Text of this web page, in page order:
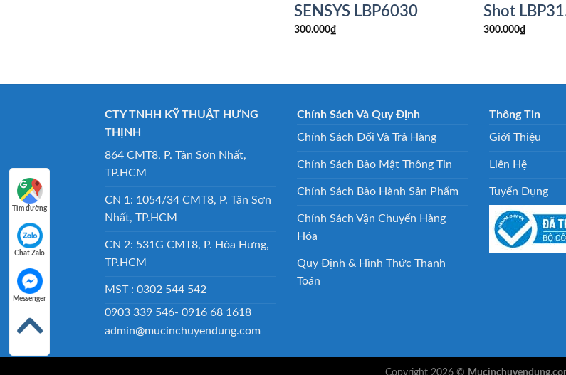
SENSYS LBP6030
300.000₫
Shot
300.000₫
CTY TNHH KỸ THUẬT HƯNG
THỊNH
864 CMT8, P. Tân Sơn Nhất,
TP.HCM
CN 1: 1054/34 CMT8, P. Tân Sơn
Nhất, TP.HCM
CN 2: 531G CMT8, P. Hòa Hưng,
TP.HCM
MST : 0302 544 542
0903 339 546- 0916 68 1618
admin@mucinchuyendung.com
Chính Sách Và Quy Định
Chính Sách Đổi Và Trả Hàng
Chính Sách Bảo Mật Thông Tin
Chính Sách Bảo Hành Sản Phẩm
Chính Sách Vận Chuyển Hàng
Hóa
Quy Định & Hình Thức Thanh
Toán
Thông Tin
Giới Thiệu
Liên Hệ
Tuyển Dụng
Copyright 2026 ©
Tìm đường
Chat Zalo
Messenger